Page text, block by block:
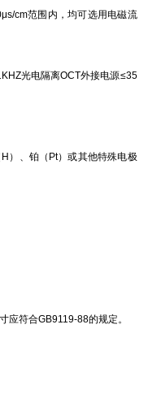
cm范围内，均可选用电磁流
光电隔离OCT外接电源≤35
）、铂（Pt）或其他特殊电极
应符合GB9119-88的规定。